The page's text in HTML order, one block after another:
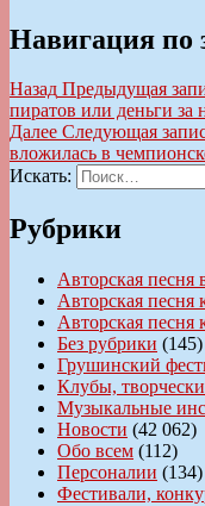
Навигация по
Назад Предыдущая
пиратов или деньги за
Далее Следующая
вложилась в
Искать:
Рубрики
Авторская песня
Авторская песня
Авторская песня
Без рубрики (145)
Грушинский
Клубы,
Музыкальные
Новости (42 062)
Обо всем (112)
Персоналии (134)
Фестивали,